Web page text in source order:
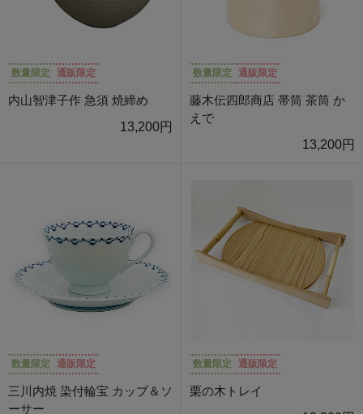
数量限定 通販限定
内山智津子作 急須 焼締め
13,200円
数量限定 通販限定
藤木伝四郎商店 帯筒 茶筒 か
えで
13,200円
数量限定 通販限定
三川内焼 染付輪宝 カップ＆ソ
ーサー
数量限定 通販限定
栗の木トレイ